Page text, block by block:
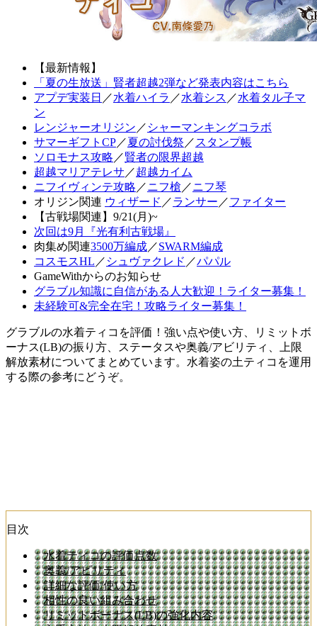
【最新情報】
「夏の生放送」賢者超越2弾など発表内容はこちら
アプデ実装日 ／水着ハイラ ／水着シス ／水着タル子マ
ン
レンジャーオリジン ／ シャーマンキングコラボ
サマーギフトCP／夏の討伐祭 ／ スタンプ帳
ソロモナス攻略 ／賢者の限界超越
超越マリアテレサ ／超越カイム
ニフイヴィンテ攻略 ／ニフ槍 ／ニフ琴
オリジン関連 ウィザード ／ランサー ／ファイター
【古戦場関連】9/21(月)~
次回は9月『光有利古戦場』
肉集め関連3500万編成／SWARM編成
コスモスHL ／ シュヴァクレド ／パパル
GameWithからのお知らせ
グラブル知識に自信がある人大歓迎！ライター募集！
未経験可&完全在宅！攻略ライター募集！
グラブルの水着ティコを評価！強い点や使い方、リミットボ
ーナス(LB)の振り方、ステータスや奥義/アビリティ、上限
解放素材についてまとめています。水着姿の土ティコを運用
する際の参考にどうぞ。
目次
水着ティコの評価点数
奥義/アビリティ
詳細な評価/使い方
相性の良い組み合わせ
リミットボーナス(LB)の強化内容